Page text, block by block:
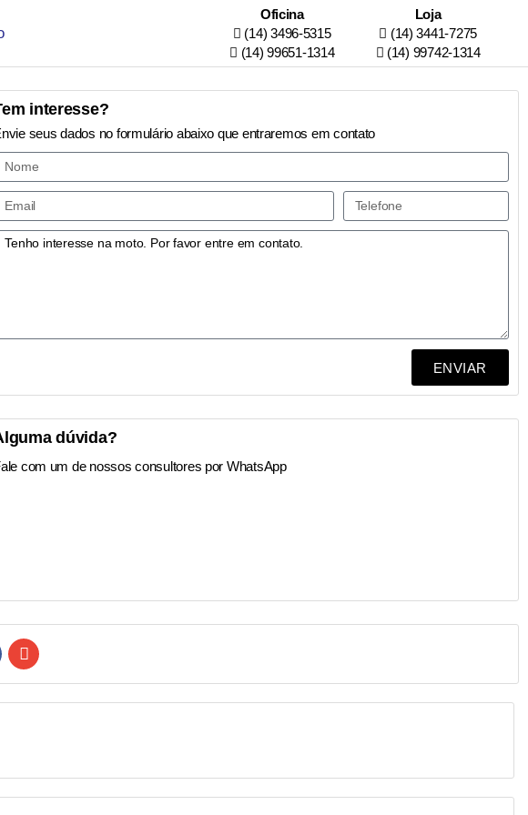
Oficina
(14) 3496-5315
(14) 99651-1314
Loja
(14) 3441-7275
(14) 99742-1314
interesse?
seus dados no formulário abaixo que entraremos em contato
ENVIAR
dúvida?
com um de nossos consultores por WhatsApp